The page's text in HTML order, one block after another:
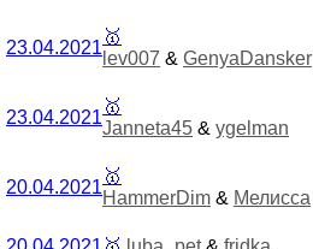
23.04.2021
🥇
lev007 & GenyaDansker
23.04.2021
🥇
Janneta45 & ygelman
20.04.2021
🥇
HammerDim & Мелисса